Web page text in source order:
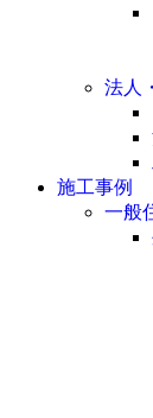
法人
施工事例
一般